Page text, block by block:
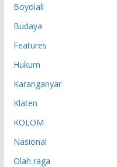
Boyolali
Budaya
Features
Hukum
Karanganyar
Klaten
KOLOM
Nasional
Olah raga